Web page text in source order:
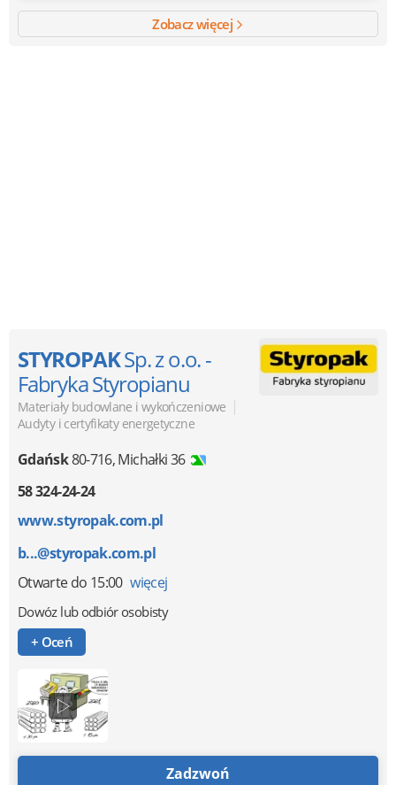
Zobacz więcej
STYROPAKSp. z o.o. -
Fabryka Styropianu
Materiały budowlane i wykończeniowe |
Audyty i certyfikaty energetyczne
Gdańsk80-716,Michałki 36
58 324-24-24
www.styropak.com.pl
b...@styropak.com.pl
Otwartedo 15:00 więcej
Dowóz lub odbiór osobisty
+ Oceń
Zadzwoń